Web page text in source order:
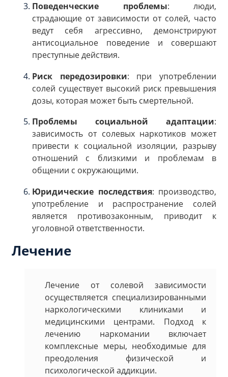
Поведенческие проблемы: люди,
страдающие от зависимости от солей, часто
ведут себя агрессивно, демонстрируют
антисоциальное поведение и совершают
преступные действия.
Риск передозировки: при употреблении
солей существует высокий риск превышения
дозы, которая может быть смертельной.
Проблемы социальной адаптации:
зависимость от солевых наркотиков может
привести к социальной изоляции, разрыву
отношений с близкими и проблемам в
общении с окружающими.
Юридические последствия: производство,
употребление и распространение солей
является противозаконным, приводит к
уголовной ответственности.
Лечение
Лечение от солевой зависимости
осуществляется специализированными
наркологическими клиниками и
медицинскими центрами. Подход к
лечению наркомании включает
комплексные меры, необходимые для
преодоления физической и
психологической аддикции.